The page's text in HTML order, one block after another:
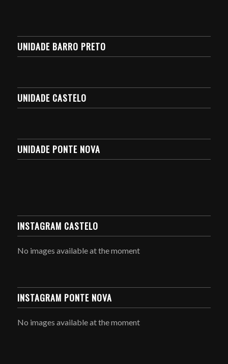
UNIDADE BARRO PRETO
UNIDADE CASTELO
UNIDADE PONTE NOVA
INSTAGRAM CASTELO
No images available at the moment
INSTAGRAM PONTE NOVA
No images available at the moment